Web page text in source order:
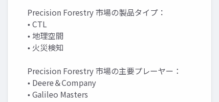
Precision Forestry 市場の製品タイプ：
• CTL
• 地理空間
• 火災検知
Precision Forestry 市場の主要プレーヤー：
• Deere＆Company
• Galileo Masters